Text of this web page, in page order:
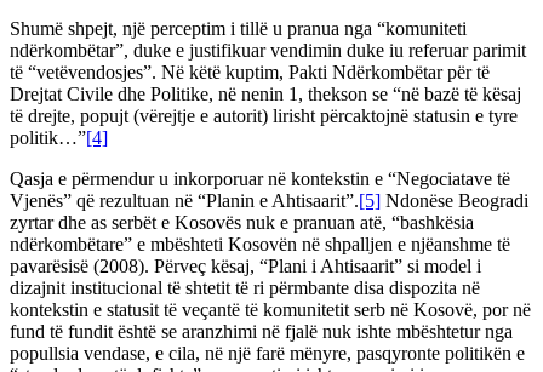
Shumë shpejt, një perceptim i tillë u pranua nga “komuniteti
ndërkombëtar”, duke e justifikuar vendimin duke iu referuar parimit
të “vetëvendosjes”. Në këtë kuptim, Pakti Ndërkombëtar për të
Drejtat Civile dhe Politike, në nenin 1, thekson se “në bazë të kësaj
të drejte, popujt (vërejtje e autorit) lirisht përcaktojnë statusin e tyre
politik…”[4]
Qasja e përmendur u inkorporuar në kontekstin e “Negociatave të
Vjenës” që rezultuan në “Planin e Ahtisaarit”.[5] Ndonëse Beogradi
zyrtar dhe as serbët e Kosovës nuk e pranuan atë, “bashkësia
ndërkombëtare” e mbështeti Kosovën në shpalljen e njëanshme të
pavarësisë (2008). Përveç kësaj, “Plani i Ahtisaarit” si model i
dizajnit institucional të shtetit të ri përmbante disa dispozita në
kontekstin e statusit të veçantë të komunitetit serb në Kosovë, por në
fund të fundit është se aranzhimi në fjalë nuk ishte mbështetur nga
popullsia vendase, e cila, në një farë mënyre, pasqyronte politikën e